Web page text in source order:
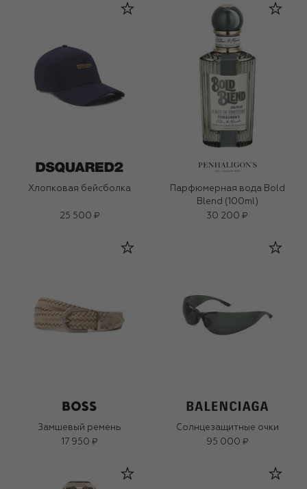
Хлопковая бейсболка
25 500 ₽
Парфюмерная вода Bold
Blend (100ml)
30 200 ₽
Замшевый ремень
17 950 ₽
Солнцезащитные очки
95 000 ₽